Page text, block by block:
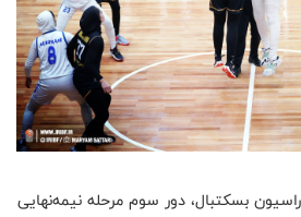
بسکتبال، دور سوم مرحله نیمه‌نهایی